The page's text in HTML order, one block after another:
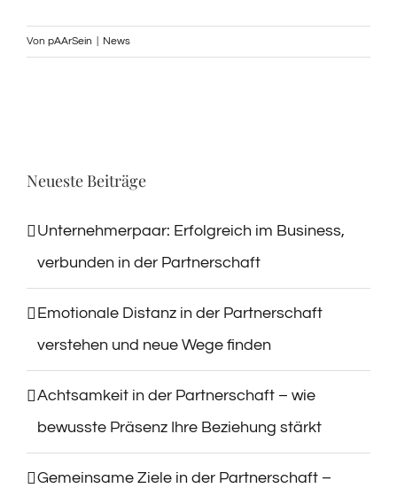
Von pAArSein News
Neueste Beiträge
Unternehmerpaar: Erfolgreich im Business,
verbunden in der Partnerschaft
Emotionale Distanz in der Partnerschaft
verstehen und neue Wege finden
Achtsamkeit in der Partnerschaft – wie
bewusste Präsenz Ihre Beziehung stärkt
Gemeinsame Ziele in der Partnerschaft –